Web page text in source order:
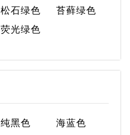
松石绿色
苔藓绿色
荧光绿色
纯黑色
海蓝色